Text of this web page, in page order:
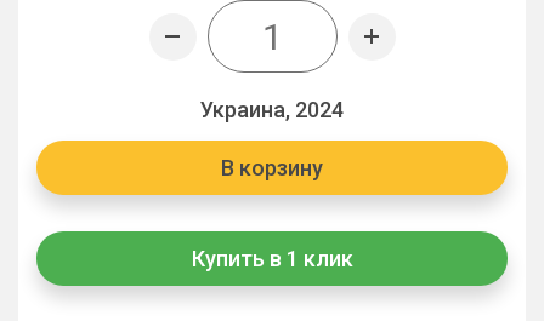
Украина, 2024
В корзину
Купить в 1 клик